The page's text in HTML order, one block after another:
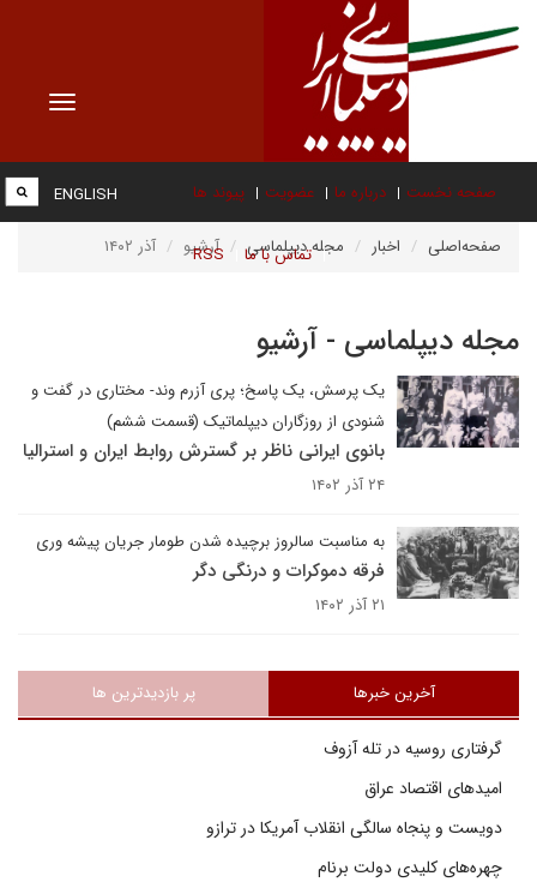
Toggle
صفحه نخست درباره ما عضویت پیوند ها
تماس با ما RSS
ENGLISH
صفحه‌اصلی اخبار مجله دیپلماسی آرشیو آذر ۱۴۰۲
مجله دیپلماسی - آرشیو
یک پرسش، یک پاسخ؛ پری آزرم وند- مختاری در گفت و
شنودی از روزگاران دیپلماتیک (قسمت ششم)
بانوی ایرانی ناظر بر گسترش روابط ایران و استرالیا
۲۴ آذر ۱۴۰۲
به مناسبت سالروز برچیده شدن طومار جریان پیشه وری
فرقه دموکرات و درنگی دگر
۲۱ آذر ۱۴۰۲
آخرین خبرها پر بازدیدترین ها
گرفتاری روسیه در تله آزوف
امیدهای اقتصاد عراق
دویست و پنجاه سالگی انقلاب آمریکا در ترازو
چهره‌های کلیدی دولت برنام